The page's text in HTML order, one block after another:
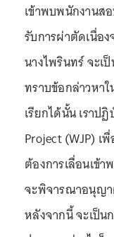
เข้าพบพนักงานส
รับการผ่าตัดเนื่อ
นางไพรินทร์ จะเ
ทราบข้อกล่าวหา
เรียกได้นั้น เรา
Project (WJP)
ต้องการเลื่อนเข้
จะพิจารณาอนุญา
หลังจากนี้ จะเป็